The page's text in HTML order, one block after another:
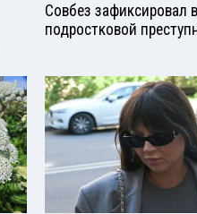
Совбез зафиксировал
подростковой